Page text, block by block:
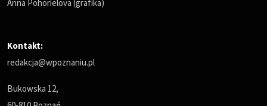
Anna Pohorielova (grafika)
Kontakt:
redakcja@wpoznaniu.pl
Bukowska 12,